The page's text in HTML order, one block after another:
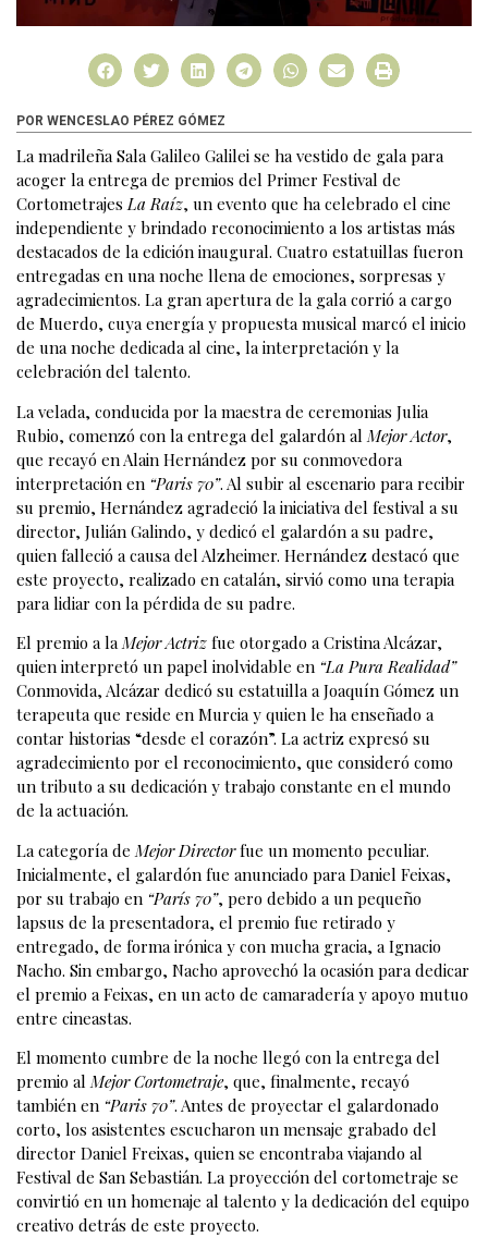
POR WENCESLAO PÉREZ GÓMEZ
La madrileña Sala Galileo Galilei se ha vestido de gala para
acoger la entrega de premios del Primer Festival de
CortometrajesLa Raíz, un evento que ha celebrado el cine
independiente y brindado reconocimiento a los artistas más
destacados de la edición inaugural. Cuatro estatuillas fueron
entregadas en una noche llena de emociones, sorpresas y
agradecimientos. La gran apertura de la gala corrió a cargo
de Muerdo, cuya energía y propuesta musical marcó el inicio
de una noche dedicada al cine, la interpretación y la
celebración del talento.
La velada, conducida por la maestra de ceremonias Julia
Rubio, comenzó con la entrega del galardón al Mejor Actor,
que recayó en Alain Hernández por su conmovedora
interpretación en “Paris 70”. Al subir al escenario para recibir
su premio, Hernández agradeció la iniciativa del festival a su
director, Julián Galindo, y dedicó el galardón a su padre,
quien falleció a causa del Alzheimer. Hernández destacó que
este proyecto, realizado en catalán, sirvió como una terapia
para lidiar con la pérdida de su padre.
El premio a laMejor Actriz fue otorgado a Cristina Alcázar,
quien interpretó un papel inolvidable en “La Pura Realidad”
Conmovida, Alcázar dedicó su estatuilla a Joaquín Gómez un
terapeuta que reside en Murcia y quien le ha enseñado a
contar historias “desde el corazón”. La actriz expresó su
agradecimiento por el reconocimiento, que consideró como
un tributo a su dedicación y trabajo constante en el mundo
de la actuación.
La categoría de Mejor Directorfue un momento peculiar.
Inicialmente, el galardón fue anunciado para Daniel Feixas,
por su trabajo en “París 70”, pero debido a un pequeño
lapsus de la presentadora, el premio fue retirado y
entregado, de forma irónica y con mucha gracia, a Ignacio
Nacho. Sin embargo, Nacho aprovechó la ocasión para dedicar
el premio a Feixas, en un acto de camaradería y apoyo mutuo
entre cineastas.
El momento cumbre de la noche llegó con la entrega del
premio alMejor Cortometraje, que, finalmente, recayó
también en “Paris 70”. Antes de proyectar el galardonado
corto, los asistentes escucharon un mensaje grabado del
director Daniel Freixas, quien se encontraba viajando al
Festival de San Sebastián. La proyección del cortometraje se
convirtió en un homenaje al talento y la dedicación del equipo
creativo detrás de este proyecto.